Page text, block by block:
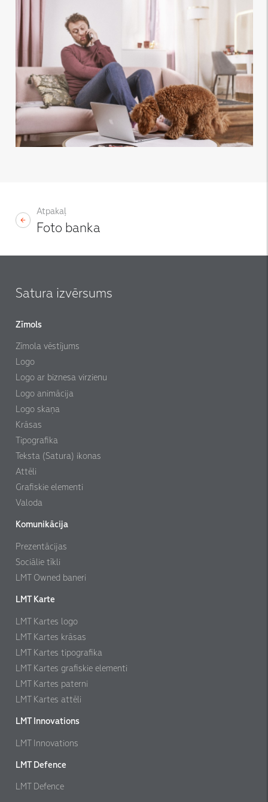
Atpakaļ
Foto banka
Satura izvērsums
Zīmols
Zīmola vēstījums
Logo
Logo ar biznesa virzienu
Logo animācija
Logo skaņa
Krāsas
Tipografika
Teksta (Satura) ikonas
Attēli
Grafiskie elementi
Valoda
Komunikācija
Prezentācijas
Sociālie tīkli
LMT Owned baneri
LMT Karte
LMT Kartes logo
LMT Kartes krāsas
LMT Kartes tipografika
LMT Kartes grafiskie elementi
LMT Kartes paterni
LMT Kartes attēli
LMT Innovations
LMT Innovations
LMT Defence
LMT Defence